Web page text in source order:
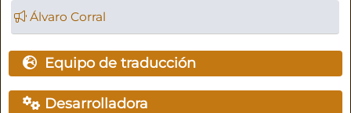
Álvaro Corral
Equipo de traducción
Desarrolladora